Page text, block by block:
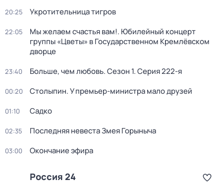
20:25 Укротительница тигров
22:05
Мы желаем счастья вам!. Юбилейный концерт
группы «Цветы» в Государственном Кремлёвском
дворце
23:40 Больше, чем любовь. Сезон 1. Серия 222-я
00:20 Столыпин. У премьер-министра мало друзей
01:10 Садко
02:35 Последняя невеста Змея Горыныча
03:00 Окончание эфира
Россия 24